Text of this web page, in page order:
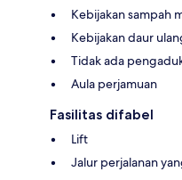
Kebijakan sampah
Kebijakan daur
Tidak ada
Aula perjamuan
Fasilitas difabel
Lift
Jalur perjalanan